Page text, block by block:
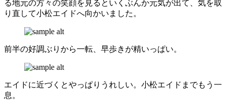
る地元の方々の笑顔を見るといくぶんか元気が出て、気を取
り直して小松エイドへ向かいました。
前半の好調ぶりから一転、早歩きが精いっぱい。
エイドに近づくとやっぱりうれしい。小松エイドまでもう一
息。